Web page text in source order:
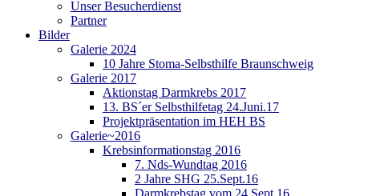
Unser Besucherdienst
Partner
Bilder
Galerie 2024
10 Jahre Stoma-Selbsthilfe Braunschweig
Galerie 2017
Aktionstag Darmkrebs 2017
13. BS´er Selbsthilfetag 24.Juni.17
Projektpräsentation im HEH BS
Galerie~2016
Krebsinformationstag 2016
7. Nds-Wundtag 2016
2 Jahre SHG 25.Sept.16
Darmkrebstag vom 24.Sept.16